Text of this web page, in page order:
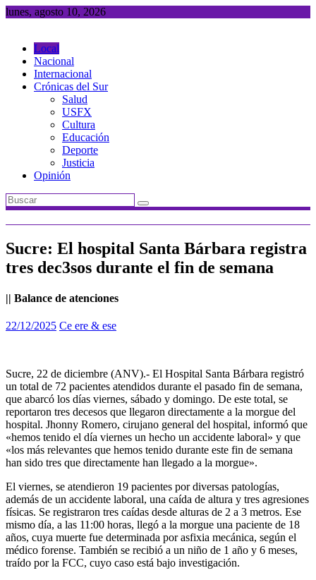
Saltar
lunes, agosto 10, 2026
Local
Nacional
Internacional
Crónicas del Sur
Salud
USFX
Cultura
Educación
Deporte
Justicia
Opinión
Sucre: El hospital Santa Bárbara registra
tres dec3sos durante el fin de semana
|| Balance de atenciones
22/12/2025 Ce ere & ese
Sucre, 22 de diciembre (ANV).- El Hospital Santa Bárbara registró
un total de 72 pacientes atendidos durante el pasado fin de semana,
que abarcó los días viernes, sábado y domingo. De este total, se
reportaron tres decesos que llegaron directamente a la morgue del
hospital. Jhonny Romero, cirujano general del hospital, informó que
«hemos tenido el día viernes un hecho un accidente laboral» y que
«los más relevantes que hemos tenido durante este fin de semana
han sido tres que directamente han llegado a la morgue».
El viernes, se atendieron 19 pacientes por diversas patologías,
además de un accidente laboral, una caída de altura y tres agresiones
físicas. Se registraron tres caídas desde alturas de 2 a 3 metros. Ese
mismo día, a las 11:00 horas, llegó a la morgue una paciente de 18
años, cuya muerte fue determinada por asfixia mecánica, según el
médico forense. También se recibió a un niño de 1 año y 6 meses,
traído por la FCC, cuyo caso está bajo investigación.